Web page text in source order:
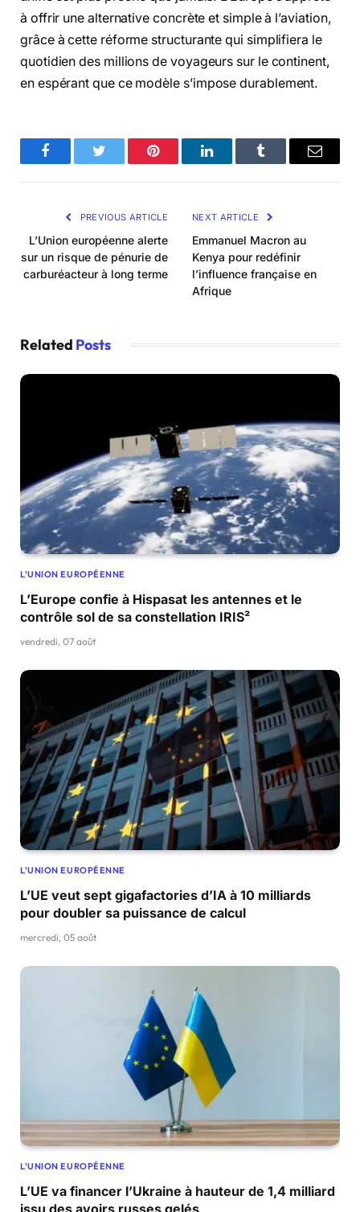
à offrir une alternative concrète et simple à l’aviation,
grâce à cette réforme structurante qui simplifiera le
quotidien des millions de voyageurs sur le continent,
en espérant que ce modèle s’impose durablement.
FacebookTwitter Pinterest LinkedInTumblr Email
PREVIOUS ARTICLE
L’Union européenne alerte
sur un risque de pénurie de
carburéacteur à long terme
NEXT ARTICLE
Emmanuel Macron au
Kenya pour redéfinir
l’influence française en
Afrique
Related Posts
L'UNION EUROPÉENNE
L’Europe confie à Hispasat les antennes et le
contrôle sol de sa constellation IRIS²
vendredi, 07 août
L'UNION EUROPÉENNE
L’UE veut sept gigafactories d’IA à 10 milliards
pour doubler sa puissance de calcul
mercredi, 05 août
L'UNION EUROPÉENNE
L’UE va financer l’Ukraine à hauteur de 1,4 milliard
issu des avoirs russes gelés